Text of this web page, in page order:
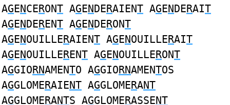
AGENCERONT AGENDERAIENT AGENDERAIT
AGENDERENT AGENDERONT
AGENOUILLERAIENT AGENOUILLERAIT
AGENOUILLERENT AGENOUILLERONT
AGGIORNAMENTO AGGIORNAMENTOS
AGGLOMERAIENT AGGLOMERANT
AGGLOMERANTS AGGLOMERASSENT